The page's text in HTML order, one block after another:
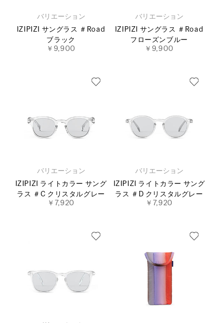
バリエーション
IZIPIZI サングラス ＃Road
ブラック
￥9,900
バリエーション
IZIPIZI サングラス ＃Road
フローズンブルー
￥9,900
バリエーション
IZIPIZI ライトカラー サング
ラス ＃C クリスタルグレー
￥7,920
バリエーション
IZIPIZI ライトカラー サング
ラス ＃D クリスタルグレー
￥7,920